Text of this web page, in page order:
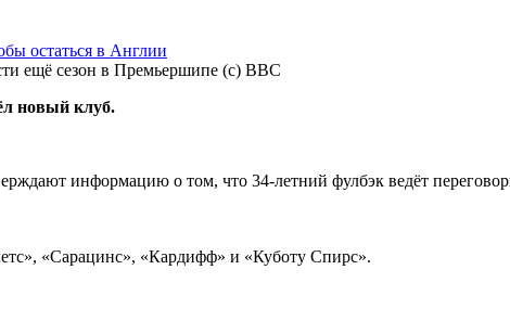
ещё сезон в Премьершипе (c) BBC
новый клуб.
информацию о том, что 34-летний фулбэк ведёт
«Сарацинс», «Кардифф» и «Куботу Спирс».